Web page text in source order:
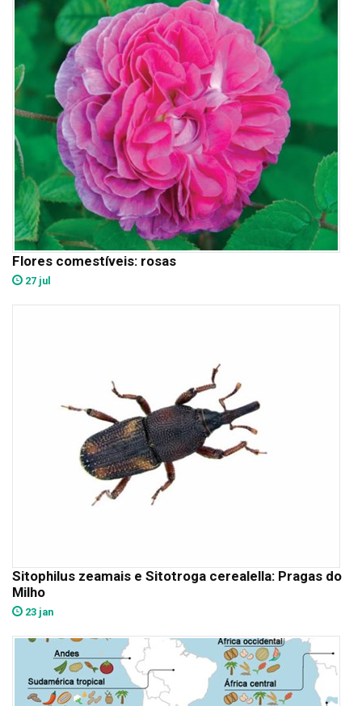
Flores comestíveis: rosas
27 jul
Sitophilus zeamais e Sitotroga cerealella: Pragas do
Milho
23 jan